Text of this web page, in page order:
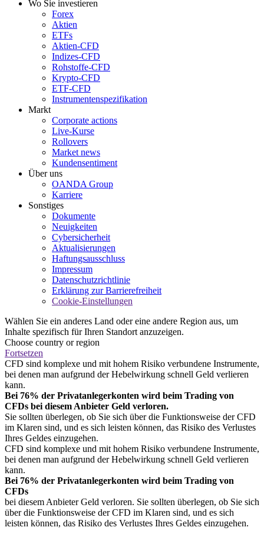
Wo Sie investieren
Forex
Aktien
ETFs
Aktien-CFD
Indizes-CFD
Rohstoffe-CFD
Krypto-CFD
ETF-CFD
Instrumentenspezifikation
Markt
Corporate actions
Live-Kurse
Rollovers
Market news
Kundensentiment
Über uns
OANDA Group
Karriere
Sonstiges
Dokumente
Neuigkeiten
Cybersicherheit
Aktualisierungen
Haftungsausschluss
Impressum
Datenschutzrichtlinie
Erklärung zur Barrierefreiheit
Cookie-Einstellungen
Wählen Sie ein anderes Land oder eine andere Region aus, um
Inhalte spezifisch für Ihren Standort anzuzeigen.
Choose country or region
Fortsetzen
CFD sind komplexe und mit hohem Risiko verbundene Instrumente,
bei denen man aufgrund der Hebelwirkung schnell Geld verlieren
kann.
Bei 76% der Privatanlegerkonten wird beim Trading von
CFDs bei diesem Anbieter Geld verloren.
Sie sollten überlegen, ob Sie sich über die Funktionsweise der CFD
im Klaren sind, und es sich leisten können, das Risiko des Verlustes
Ihres Geldes einzugehen.
CFD sind komplexe und mit hohem Risiko verbundene Instrumente,
bei denen man aufgrund der Hebelwirkung schnell Geld verlieren
kann.
Bei 76% der Privatanlegerkonten wird beim Trading von
CFDs
bei diesem Anbieter Geld verloren. Sie sollten überlegen, ob Sie sich
über die Funktionsweise der CFD im Klaren sind, und es sich
leisten können, das Risiko des Verlustes Ihres Geldes einzugehen.